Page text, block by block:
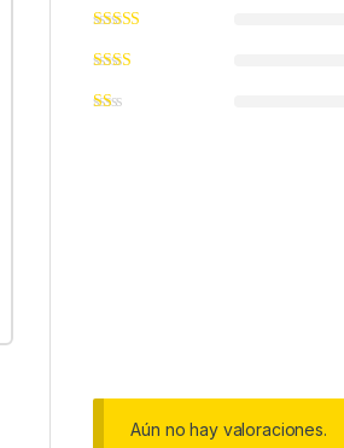
Aún no hay valoraciones.